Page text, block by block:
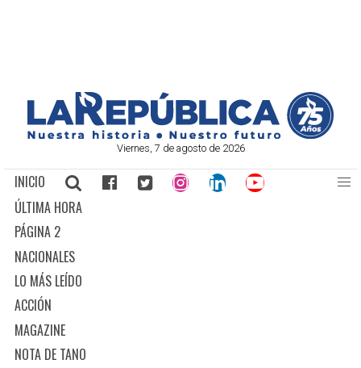
Viernes, 7 de agosto de 2026
INICIO
ÚLTIMA HORA
PÁGINA 2
NACIONALES
LO MÁS LEÍDO
ACCIÓN
MAGAZINE
NOTA DE TANO